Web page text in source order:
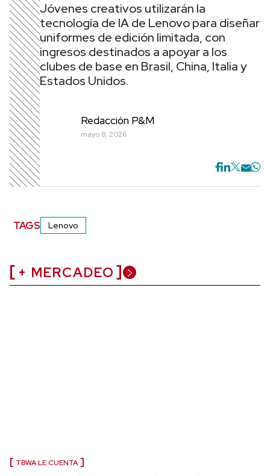
Jóvenes creativos utilizarán la
tecnología de IA de Lenovo para diseñar
uniformes de edición limitada, con
ingresos destinados a apoyar a los
clubes de base en Brasil, China, Italia y
Estados Unidos.
Redacción P&M
mayo 8, 2026
TAGS Lenovo
+ MERCADEO
TBWA LE CUENTA